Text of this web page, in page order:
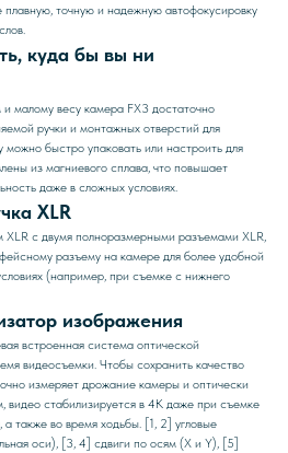
точную и надежную автофокусировку
куда бы вы ни
малому весу камера FX3 достаточно
ручки и монтажных отверстий для
можно быстро упаковать или настроить для
из магниевого сплава, что повышает
даже в сложных условиях.
XLR
XLR с двумя полноразмерными разъемами XLR,
разъему на камере для более удобной
(например, при съемке с нижнего
изображения
встроенная система оптической
видеосъемки. Чтобы сохранить качество
измеряет дрожание камеры и оптически
видео стабилизируется в 4K даже при съемке
а также во время ходьбы. [1, 2] угловые
оси), [3, 4] сдвиги по осям (X и Y), [5]